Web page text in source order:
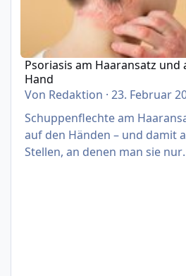
Psoriasis am Haaransatz und
Hand
Von Redaktion ·23. Februar
Schuppenflechte am
auf den Händen – und damit
Stellen, an denen man sie nur